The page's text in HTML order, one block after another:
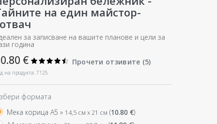
на един майстор-
за записване на вашите планове и цели за
година
€ Прочети отзивите (5)
на продукта: 7125
формата
Мека корица A5 » 14,5 см x 21 см (10.80 €)